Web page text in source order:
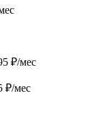
₽/мес
₽/мес